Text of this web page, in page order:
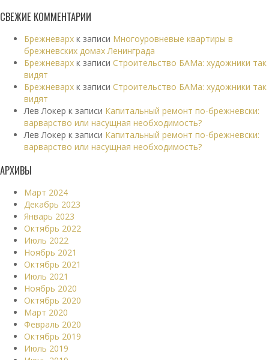
СВЕЖИЕ КОММЕНТАРИИ
Брежневарх к записи Многоуровневые квартиры в
брежневских домах Ленинграда
Брежневарх к записи Строительство БАМа: художники так
видят
Брежневарх к записи Строительство БАМа: художники так
видят
Лев Локер к записи Капитальный ремонт по-брежневски:
варварство или насущная необходимость?
Лев Локер к записи Капитальный ремонт по-брежневски:
варварство или насущная необходимость?
АРХИВЫ
Март 2024
Декабрь 2023
Январь 2023
Октябрь 2022
Июль 2022
Ноябрь 2021
Октябрь 2021
Июль 2021
Ноябрь 2020
Октябрь 2020
Март 2020
Февраль 2020
Октябрь 2019
Июль 2019